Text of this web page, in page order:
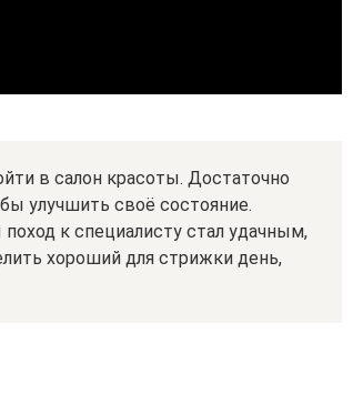
в салон красоты. Достаточно
улучшить своё состояние.
к специалисту стал удачным,
хороший для стрижки день,